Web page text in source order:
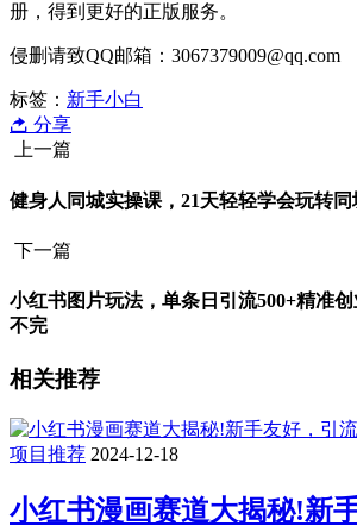
册，得到更好的正版服务。
侵删请致QQ邮箱：3067379009@qq.com
标签： 新手小白
分享
上一篇
健身人同城实操课，21天轻轻学会玩转同
下一篇
小红书图片玩法，单条日引流500+精准
不完
相关推荐
项目推荐 2024-12-18
小红书漫画赛道大揭秘!新